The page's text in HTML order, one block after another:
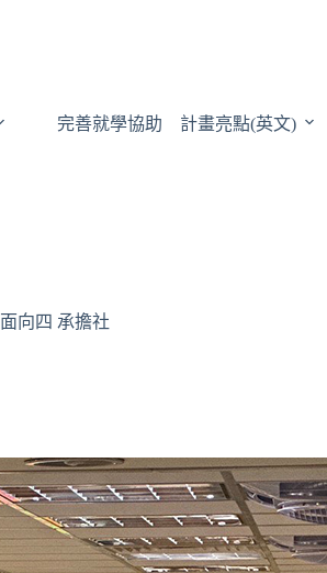
完善就學協助 計畫亮點(英文)
面向四 承擔社